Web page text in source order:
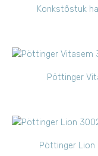
Konkstõstuk
Pöttinger
Pöttinger Lion